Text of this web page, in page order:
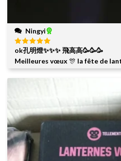
Ningyi
Note5sur
5
ok孔明燈✨✨✨ 飛高高🥳🥳🥳
Meilleures vœux 🎊 la fête de